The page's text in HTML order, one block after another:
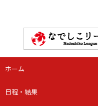
ホーム
日程・結果